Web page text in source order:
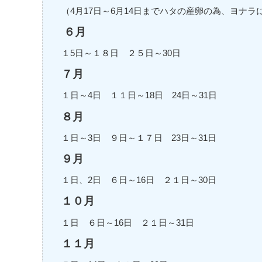
（4月17日～6月14日までハタの産卵の為、ヨナラ
６月
１5日～１８日 ２５日～30日
７月
１日～4日 １１日～18日 24日～31日
８月
１日～3日 ９日～１７日 23日～31日
９月
１日、2日 ６日～16日 ２１日～30日
１０月
１日 ６日～16日 ２１日～31日
１１月